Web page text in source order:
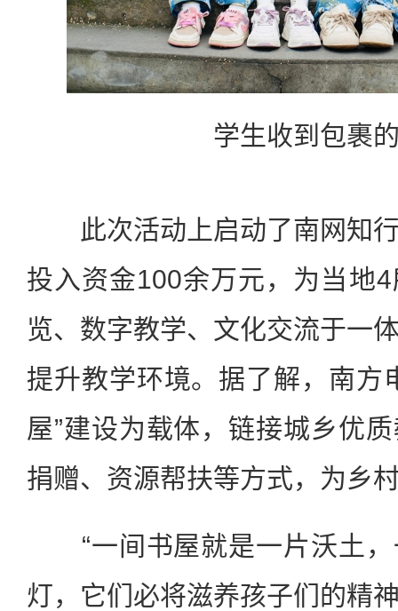
学生收到包裹
此次活动上启动了南网知行
投入资金100余万元，为当地
览、数字教学、文化交流于一
提升教学环境。据了解，南方
屋”建设为载体，链接城乡优
捐赠、资源帮扶等方式，为乡
“一间书屋就是一片沃土，
灯，它们必将滋养孩子们的精